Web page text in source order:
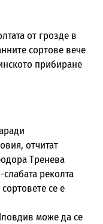
от грозде в
сортове вече
прибиране
отчитат
Тренева
реколта
се е
може да се